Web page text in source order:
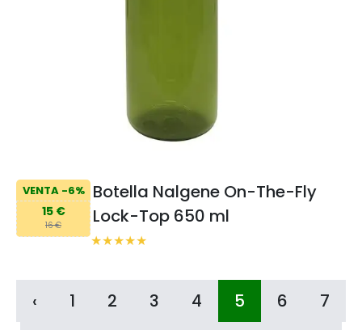
VENTA -6%
15 €
16 €
Botella Nalgene On-The-Fly
Lock-Top 650 ml
‹ 1 2 3 4 5 6
7